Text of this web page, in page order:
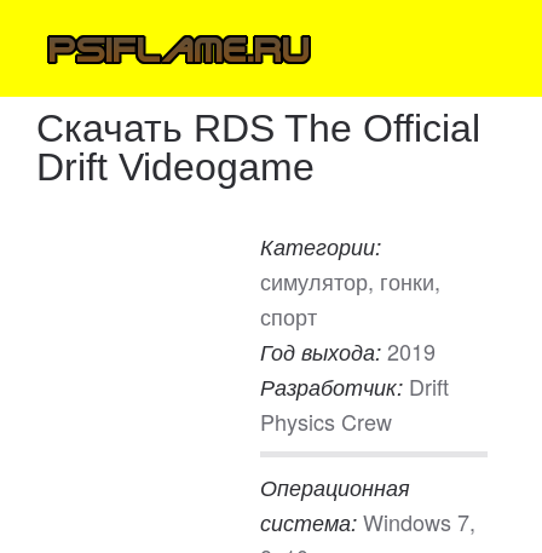
Скачать RDS The Official
Drift Videogame
Категории:
симулятор, гонки,
спорт
Год выхода: 2019
Разработчик: Drift
Physics Crew
Операционная
система: Windows 7,